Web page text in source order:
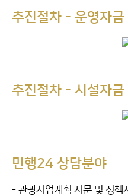
추진절차 - 운영자금
추진절차 - 시설자금
민행24 상담분야
- 관광사업계획 자문 및 정책